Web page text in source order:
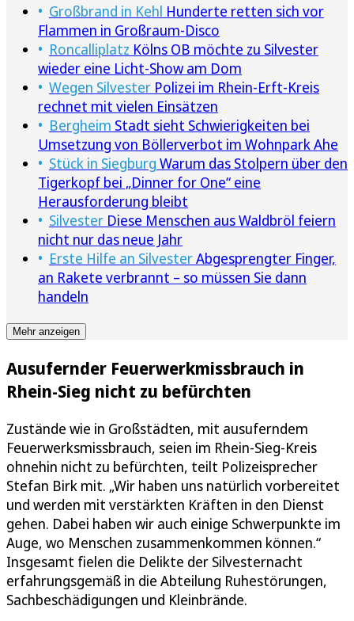
Großbrand in Kehl Hunderte retten sich vor
Flammen in Großraum-Disco
Roncalliplatz Kölns OB möchte zu Silvester
wieder eine Licht-Show am Dom
Wegen Silvester Polizei im Rhein-Erft-Kreis
rechnet mit vielen Einsätzen
Bergheim Stadt sieht Schwierigkeiten bei
Umsetzung von Böllerverbot im Wohnpark Ahe
Stück in Siegburg Warum das Stolpern über den
Tigerkopf bei „Dinner for One“ eine
Herausforderung bleibt
Silvester Diese Menschen aus Waldbröl feiern
nicht nur das neue Jahr
Erste Hilfe an SilvesterAbgesprengter Finger,
an Rakete verbrannt – so müssen Sie dann
handeln
Mehr anzeigen
Ausufernder Feuerwerkmissbrauch in
Rhein-Sieg nicht zu befürchten
Zustände wie in Großstädten, mit ausuferndem
Feuerwerksmissbrauch, seien im Rhein-Sieg-Kreis
ohnehin nicht zu befürchten, teilt Polizeisprecher
Stefan Birk mit. „Wir haben uns natürlich vorbereitet
und werden mit verstärkten Kräften in den Dienst
gehen. Dabei haben wir auch einige Schwerpunkte im
Auge, wo Menschen zusammenkommen können.“
Insgesamt fielen die Delikte der Silvesternacht
erfahrungsgemäß in die Abteilung Ruhestörungen,
Sachbeschädigungen und Kleinbrände.